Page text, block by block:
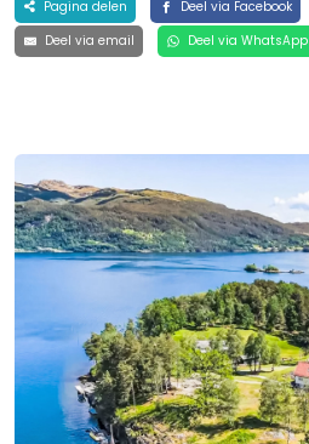
Pagina delen Deel via Facebook
Deel via email
Deel via WhatsApp